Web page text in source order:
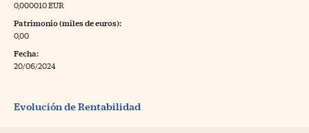
0,000010 EUR
Patrimonio (miles de euros):
0,00
Fecha:
20/06/2024
Evolución de Rentabilidad